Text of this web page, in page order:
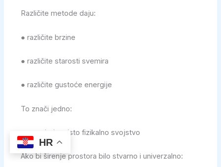
Različite metode daju:
● različite brzine
● različite starosti svemira
● različite gustoće energije
To znači jedno:
> ne mjerimo isto fizikalno svojstvo
Ako bi širenje prostora bilo stvarno i univerzalno:
HR